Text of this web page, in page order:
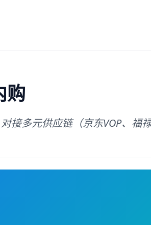
购
接多元供应链（京东VOP、福